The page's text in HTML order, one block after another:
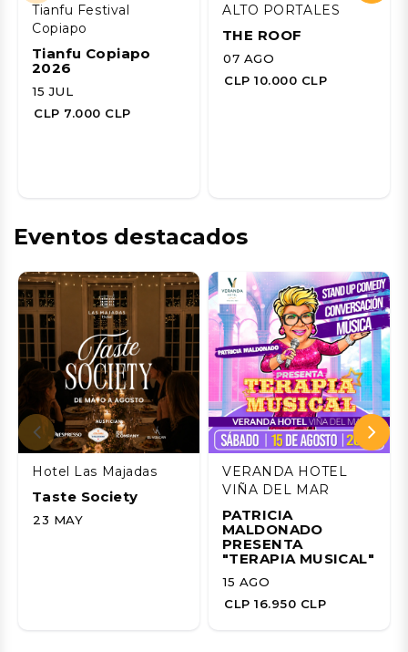
Tianfu Festival
Copiapo
Tianfu Copiapo
2026
15 JUL
CLP 7.000 CLP
ALTO PORTALES
THE ROOF
07 AGO
CLP 10.000 CLP
Eventos destacados
Hotel Las Majadas
Taste Society
23 MAY
VERANDA HOTEL
VIÑA DEL MAR
PATRICIA
MALDONADO
PRESENTA
"TERAPIA MUSICAL"
15 AGO
CLP 16.950 CLP